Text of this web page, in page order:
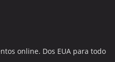
online. Dos EUA para todo